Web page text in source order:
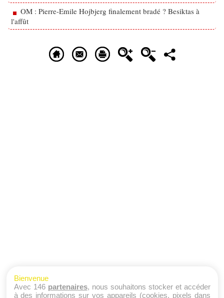
OM : Pierre-Emile Hojbjerg finalement bradé ? Besiktas à
l'affût
Bienvenue
Avec 146 partenaires, nous souhaitons stocker et accéder
à des informations sur vos appareils (cookies, pixels dans